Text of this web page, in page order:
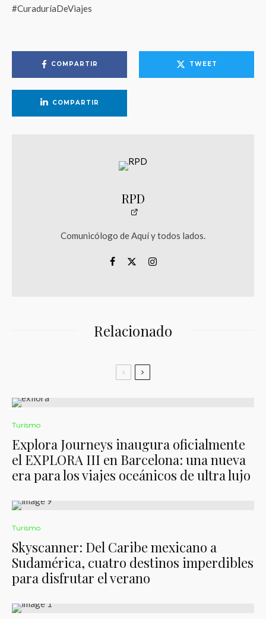
#CuraduríaDeViajes
COMPARTIR TWEET
COMPARTIR
RPD
Comunicólogo de Aquí y todos lados.
Relacionado
Turismo
Explora Journeys inaugura oficialmente
el EXPLORA III en Barcelona: una nueva
era para los viajes oceánicos de ultra lujo
Turismo
Skyscanner: Del Caribe mexicano a
Sudamérica, cuatro destinos imperdibles
para disfrutar el verano